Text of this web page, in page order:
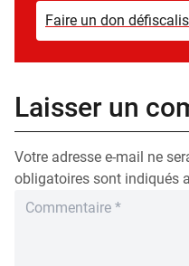
Faire un don
Laisser un
Votre adresse e-mail ne
obligatoires sont indiqués